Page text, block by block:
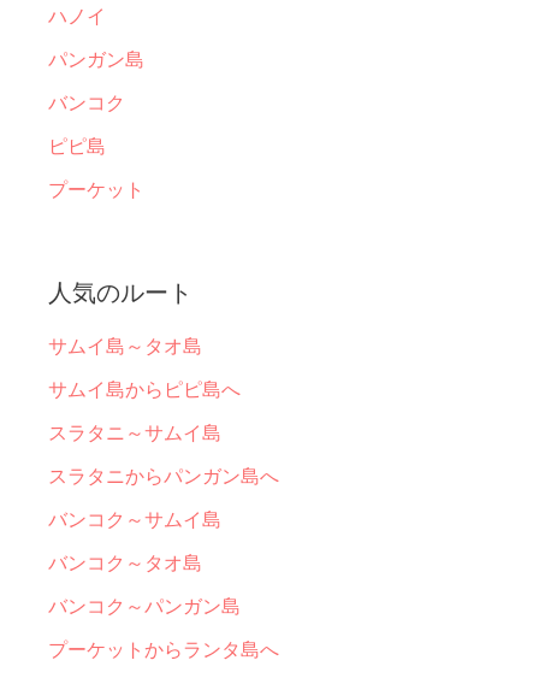
ハノイ
パンガン島
バンコク
ピピ島
プーケット
人気のルート
サムイ島～タオ島
サムイ島からピピ島へ
スラタニ～サムイ島
スラタニからパンガン島へ
バンコク～サムイ島
バンコク～タオ島
バンコク～パンガン島
プーケットからランタ島へ